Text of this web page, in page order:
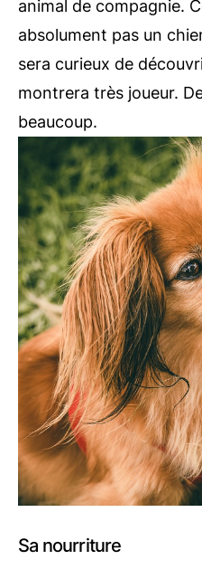
animal de compagnie.
absolument pas un
sera curieux de
montrera très joueur.
beaucoup.
Sa nourriture